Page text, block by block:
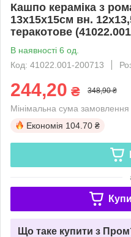
Кашпо кераміка з
13х15х15см вн.
теракотове
В наявності 6 од.
Код: 41022.001-200713
244,20 ₴ 348,90 ₴
Мінімальна сума
Економія 104.70 ₴
Що таке купити з